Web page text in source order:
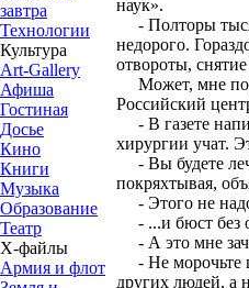
завтра
Технологии
Культура
Art-Gallery
Афиша
Гостиная
Досье
Кино
Книги
Музыка
Образование
Театр
Х-файлы
Армия и флот
наук».
- Полторы
недорого.
отвороты,
Может, мне
Российский
- В газете
хирургии учат.
- Вы будете
покряхтывая,
- Этого не
- ...и бюст без
- А это мне
- Не морочьте
других людей, а